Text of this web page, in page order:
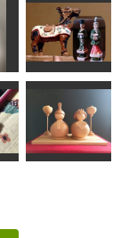
ブルーギル
MINI
唐の時代
sigesama